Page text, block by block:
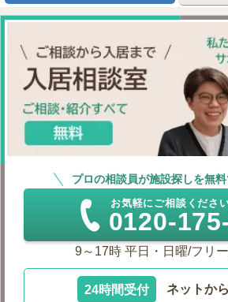
プロの相談員が施設探しを無
お気軽にご相談くださ
0120-
9～17時 平日・日曜/フリ
24時間受付 ネットか